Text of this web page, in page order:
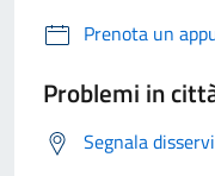
Prenota un
Problemi in
Segnala